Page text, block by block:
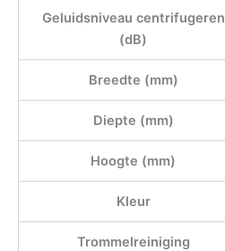
Geluidsniveau centrifugeren
(dB)
Breedte (mm)
Diepte (mm)
Hoogte (mm)
Kleur
Trommelreiniging